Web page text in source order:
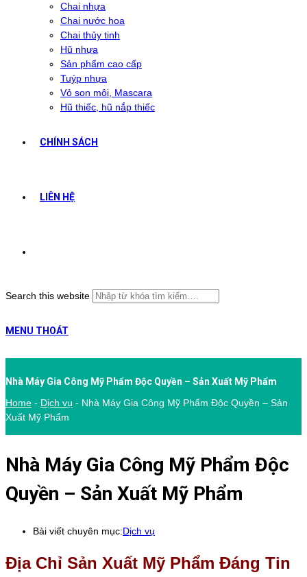
Chai nhựa
Chai nước hoa
Chai thủy tinh
Hũ nhựa
Sản phẩm cao cấp
Tuýp nhựa
Vỏ son môi, Mascara
Hũ thiếc, hũ nắp thiếc
CHÍNH SÁCH
LIÊN HỆ
Search this website
MENU THOÁT
Nhà Máy Gia Công Mỹ Phẩm Độc Quyền – Sản Xuất Mỹ Phẩm
Home - Dịch vụ - Nhà Máy Gia Công Mỹ Phẩm Độc Quyền – Sản
Xuất Mỹ Phẩm
Nhà Máy Gia Công Mỹ Phẩm Độc
Quyền – Sản Xuất Mỹ Phẩm
Bài viết chuyên mục:Dịch vụ
Địa Chỉ Sản Xuất Mỹ Phẩm Đáng Tin